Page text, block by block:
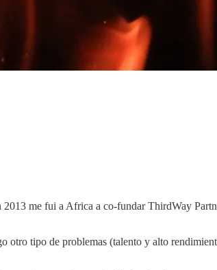
me fui a Africa a co-fundar ThirdWay
otro tipo de problemas (talento y alto